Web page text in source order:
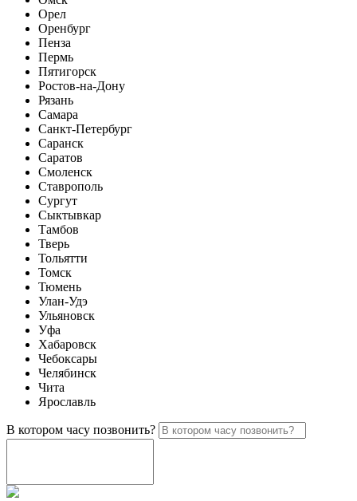
Орел
Оренбург
Пенза
Пермь
Пятигорск
Ростов-на-Дону
Рязань
Самара
Санкт-Петербург
Саранск
Саратов
Смоленск
Ставрополь
Сургут
Сыктывкар
Тамбов
Тверь
Тольятти
Томск
Тюмень
Улан-Удэ
Ульяновск
Уфа
Хабаровск
Чебоксары
Челябинск
Чита
Ярославль
В котором часу позвонить?